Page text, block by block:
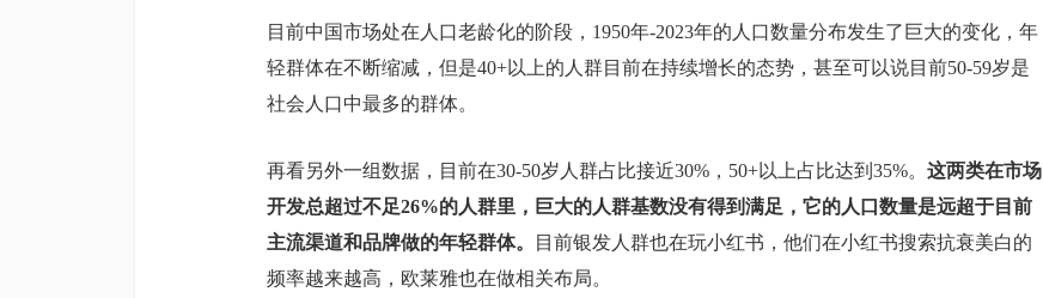
目前中国市场处在人口老龄化的阶段，1950年-2023年的人口数量分布发生了巨大的变化，年
轻群体在不断缩减，但是40+以上的人群目前在持续增长的态势，甚至可以说目前50-59岁是
社会人口中最多的群体。
再看另外一组数据，目前在30-50岁人群占比接近30%，50+以上占比达到35%。 这两类在市场
开发总超过不足26%的人群里，巨大的人群基数没有得到满足，它的人口数量是远超于目前
主流渠道和品牌做的年轻群体。
目前银发人群也在玩小红书，他们在小红书搜索抗衰美白的
频率越来越高，欧莱雅也在做相关布局。